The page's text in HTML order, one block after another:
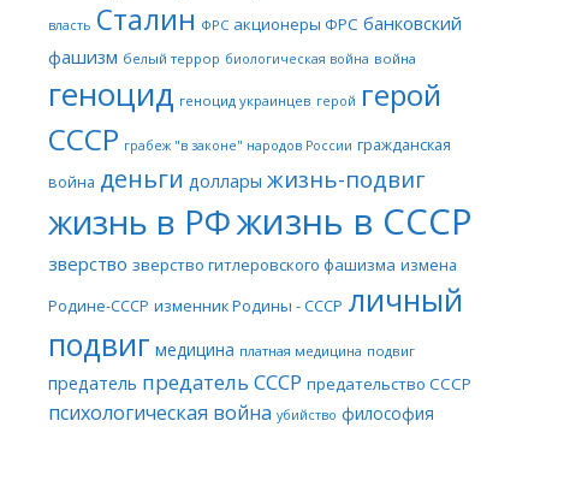
власть Сталин ФРС акционеры ФРС банковский
фашизм белый террор биологическая война война
геноцид геноцид украинцев герой герой
СССР грабеж "в законе" народов России гражданская
война деньги доллары жизнь-подвиг
жизнь в РФжизнь в СССР
зверство зверство гитлеровского фашизма измена
Родине-СССР изменник Родины - СССР личный
подвиг медицина платная медицина подвиг
предатель предатель СССР предательство СССР
психологическая война убийство философия